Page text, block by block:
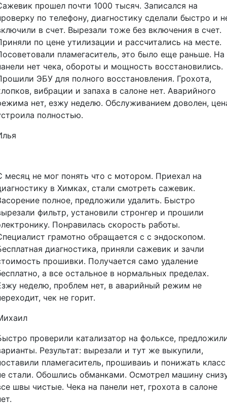
прошел почти 1000 тысяч. Записался на
по телефону, диагностику сделали быстро и
в счет. Вырезали тоже без включения в счет.
по цене утилизации и рассчитались на месте.
пламегаситель, это было еще раньше. На
нет чека, обороты и мощность восстановились.
ЭБУ для полного восстановления. Грохота,
вибрации и запаха в салоне нет. Аварийного
нет, езжу неделю. Обслуживанием доволен,
полностью.
месяц не мог понять что с мотором. Приехал на
в Химках, стали смотреть сажевик.
полное, предложили удалить. Быстро
фильтр, установили стронгер и прошили
Понравилась скорость работы.
грамотно обращается с с эндоскопом.
диагностика, приняли сажевик и зачли
прошивки. Получается само удаление
а все остальное в нормальных пределах.
неделю, проблем нет, в аварийный режим не
чек не горит.
проверили катализатор на фольксе,
Результат: вырезали и тут же выкупили,
пламегаситель, прошиваиь и понижать класс
стали. Обошлись обманками. Осмотрел машину
швы чистые. Чека на панели нет, грохота в салоне